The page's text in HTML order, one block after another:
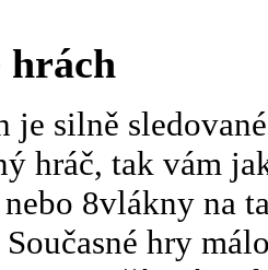
hrách
je silně
hráč, tak vám
8vlákny na
hry